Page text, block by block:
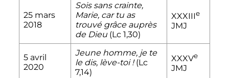
25 mars
2018
Sois sans crainte,
Marie, car tu as
trouvé grâce auprès
de Dieu (Lc 1,30)
XXXIIIe
JMJ
5 avril
2020
Jeune homme, je te
le dis, lève-toi !(Lc
7,14)
XXXVe
JMJ